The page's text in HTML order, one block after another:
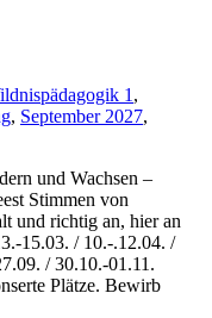
1 ,
, September 2027,
und Wachsen –
Stimmen von
und richtig an, hier an
15.03. / 10.-.12.04. /
/ 30.10.-01.11.
Plätze. Bewirb